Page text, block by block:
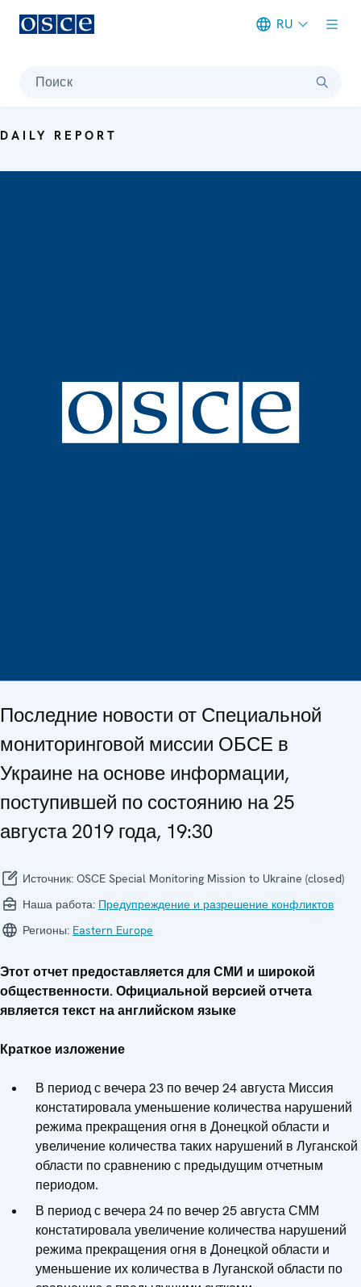
RU
Поиск
DAILY REPORT
Последние новости от Специальной
мониторинговой миссии ОБСЕ в
Украине на основе информации,
поступившей по состоянию на 25
августа 2019 года, 19:30
Источник: OSCE Special Monitoring Mission to Ukraine (closed)
Наша работа: Предупреждение и разрешение конфликтов
Регионы: Eastern Europe
Этот отчет предоставляется для СМИ и широкой
общественности. Официальной версией отчета
является текст на английском языке
Краткое изложение
В период с вечера 23 по вечер 24 августа Миссия
констатировала уменьшение количества нарушений
режима прекращения огня в Донецкой области и
увеличение количества таких нарушений в Луганской
области по сравнению с предыдущим отчетным
периодом.
В период с вечера 24 по вечер 25 августа СММ
констатировала увеличение количества нарушений
режима прекращения огня в Донецкой области и
уменьшение их количества в Луганской области по